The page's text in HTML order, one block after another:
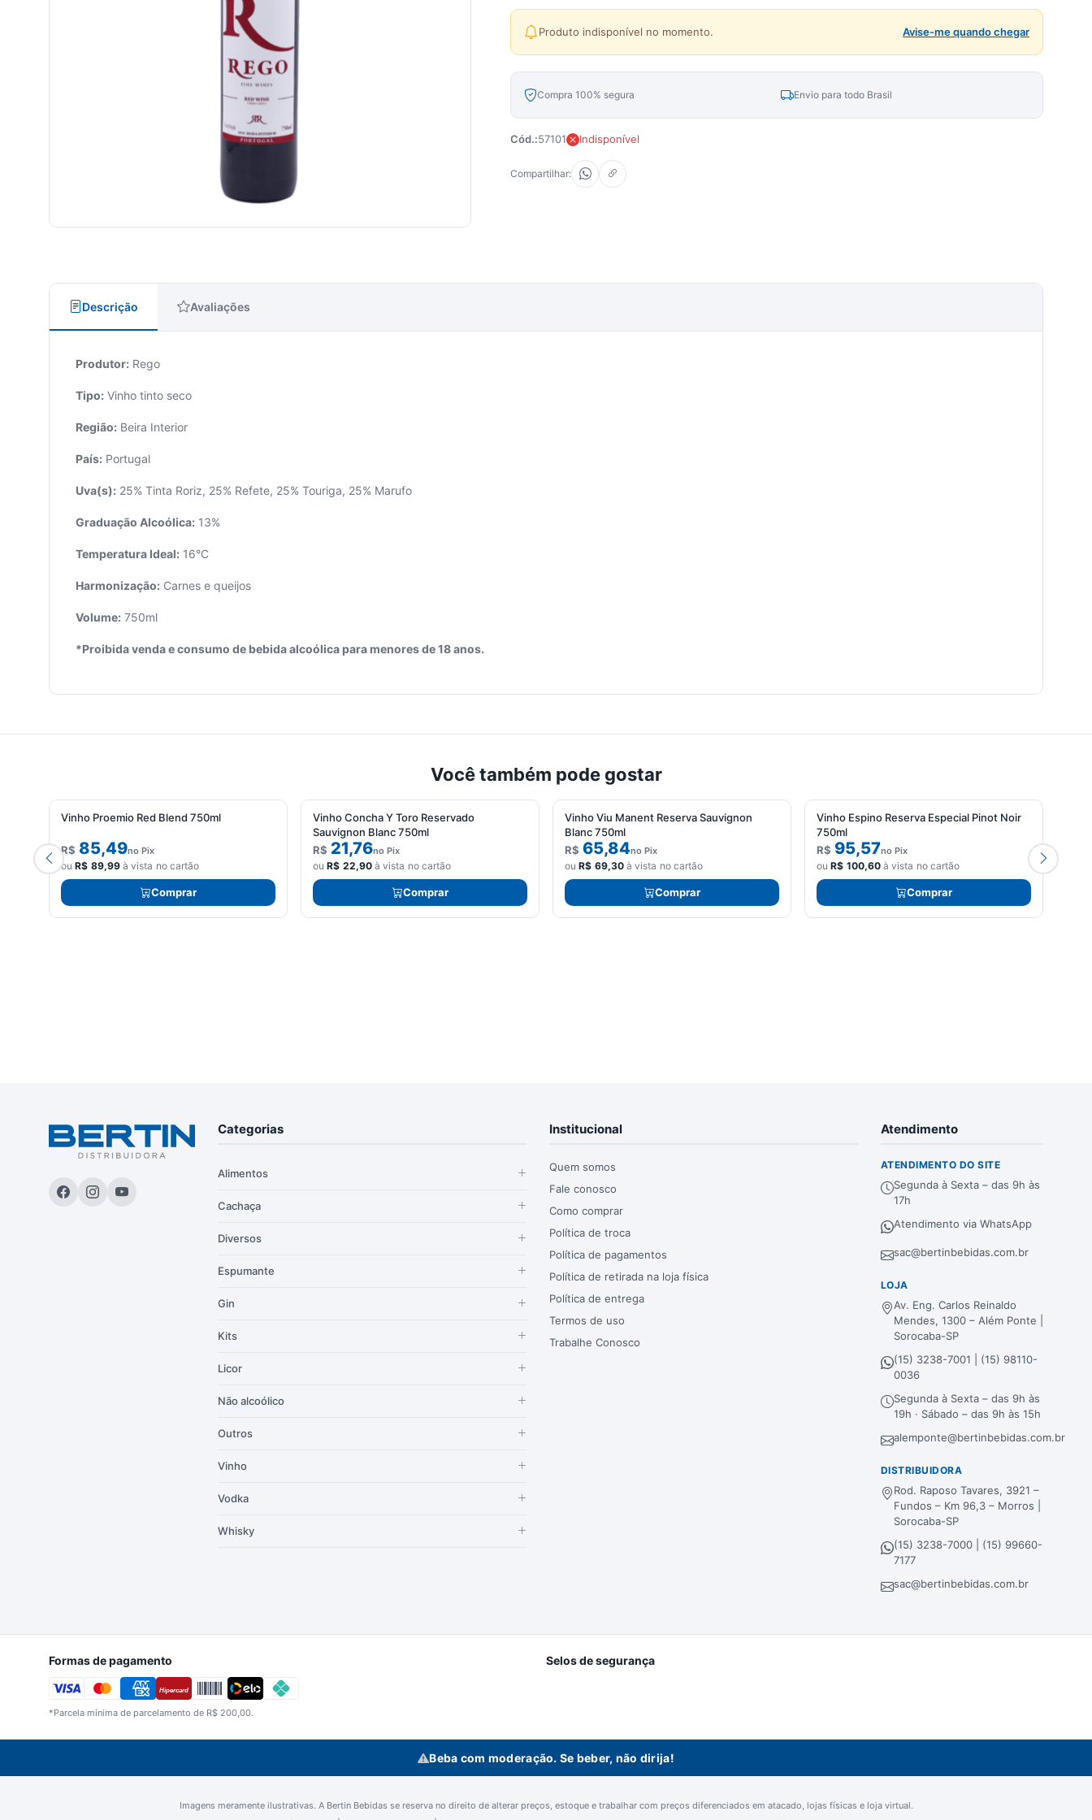
Produto indisponível no momento. Avise-me quando chegar
Compra 100% segura Envio para todo Brasil
Cód.:57101 Indisponível
Compartilhar:
Descrição Avaliações
Produtor: Rego
Tipo: Vinho tinto seco
Região: Beira Interior
País: Portugal
Uva(s): 25% Tinta Roriz, 25% Refete, 25% Touriga, 25% Marufo
Graduação Alcoólica: 13%
Temperatura Ideal: 16°C
Harmonização: Carnes e queijos
Volume: 750ml
*Proibida venda e consumo de bebida alcoólica para menores de 18 anos.
Você também pode gostar
Vinho Proemio Red Blend 750ml
R$ 85,49no Pix
ouR$ 89,99à vista no cartão
Comprar
Vinho Concha Y Toro Reservado
Sauvignon Blanc 750ml
R$ 21,76no Pix
ouR$ 22,90à vista no cartão
Comprar
Vinho Viu Manent Reserva Sauvignon
Blanc 750ml
R$ 65,84no Pix
ouR$ 69,30à vista no cartão
Comprar
Vinho Espino Reserva Especial Pinot Noir
750ml
R$ 95,57no Pix
ouR$ 100,60à vista no cartão
Comprar
Categorias
Alimentos
Cachaça
Diversos
Espumante
Gin
Kits
Licor
Não alcoólico
Outros
Vinho
Vodka
Whisky
Institucional
Quem somos
Fale conosco
Como comprar
Política de troca
Política de pagamentos
Política de retirada na loja física
Política de entrega
Termos de uso
Trabalhe Conosco
Atendimento
ATENDIMENTO DO SITE
Segunda à Sexta – das 9h às
17h
Atendimento via WhatsApp
sac@bertinbebidas.com.br
LOJA
Av. Eng. Carlos Reinaldo
Mendes, 1300 – Além Ponte |
Sorocaba-SP
(15) 3238-7001 | (15) 98110-
0036
Segunda à Sexta – das 9h às
19h · Sábado – das 9h às 15h
alemponte@bertinbebidas.com.br
DISTRIBUIDORA
Rod. Raposo Tavares, 3921 –
Fundos – Km 96,3 – Morros |
Sorocaba-SP
(15) 3238-7000 | (15) 99660-
7177
sac@bertinbebidas.com.br
Formas de pagamento
Hipercard
*Parcela mínima de parcelamento de R$ 200,00.
Selos de segurança
Beba com moderação. Se beber, não dirija!
Imagens meramente ilustrativas. A Bertin Bebidas se reserva no direito de alterar preços, estoque e trabalhar com preços diferenciados em atacado, lojas físicas e loja virtual.